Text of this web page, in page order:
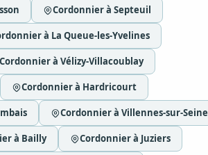
Cordonnier à Septeuil
à La Queue-les-Yvelines
Cordonnier à Vélizy-Villacoublay
Cordonnier à Hardricourt
Cordonnier à Villennes-sur-Seine
à Bailly Cordonnier à Juziers